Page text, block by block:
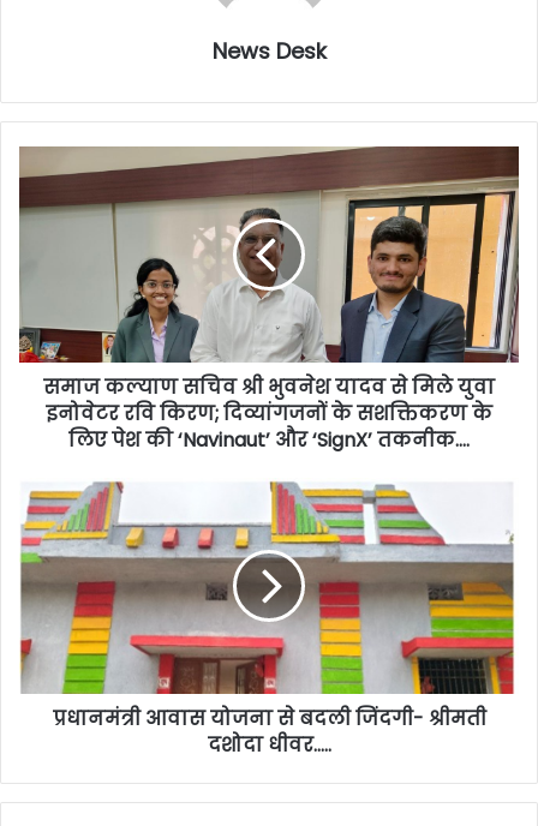
News Desk
समाज कल्याण सचिव श्री भुवनेश यादव से मिले युवा
इनोवेटर रवि किरण; दिव्यांगजनों के सशक्तिकरण के
लिए पेश की ‘Navinaut’ और ‘SignX’ तकनीक….
प्रधानमंत्री आवास योजना से बदली जिंदगी- श्रीमती
दशोदा धीवर…..